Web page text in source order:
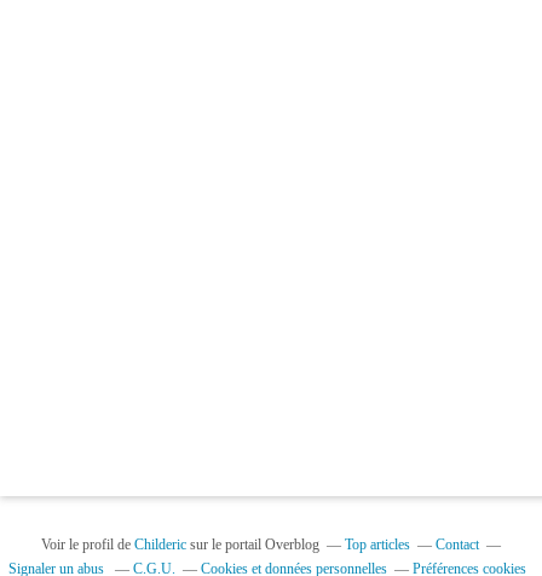
Voir le profil de Childeric sur le portail Overblog Top articles
Contact
Signaler un abus
C.G.U. Cookies et données personnelles Préférences cookies